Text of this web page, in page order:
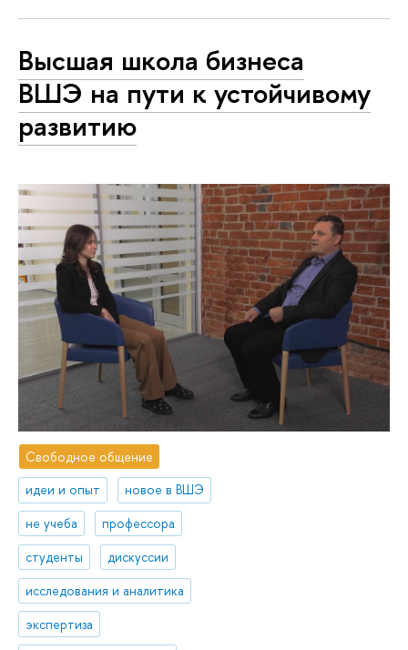
Высшая школа бизнеса
ВШЭ на пути к устойчивому
развитию
Свободное общение
идеи и опыт
новое в ВШЭ
не учеба
профессора
студенты
дискуссии
исследования и аналитика
экспертиза